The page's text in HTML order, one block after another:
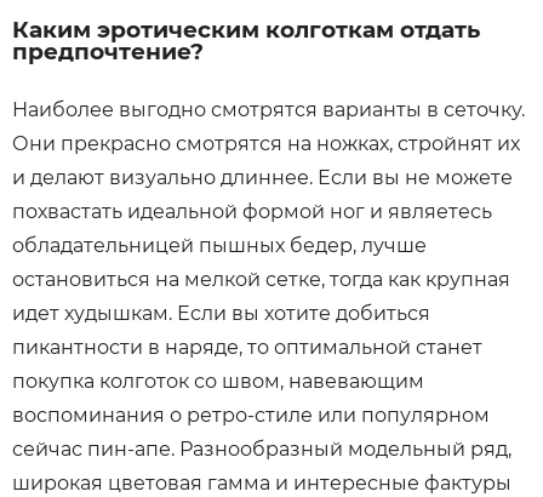
Каким эротическим колготкам отдать
предпочтение?
Наиболее выгодно смотрятся варианты в сеточку.
Они прекрасно смотрятся на ножках, стройнят их
и делают визуально длиннее. Если вы не можете
похвастать идеальной формой ног и являетесь
обладательницей пышных бедер, лучше
остановиться на мелкой сетке, тогда как крупная
идет худышкам. Если вы хотите добиться
пикантности в наряде, то оптимальной станет
покупка колготок со швом, навевающим
воспоминания о ретро-стиле или популярном
сейчас пин-апе. Разнообразный модельный ряд,
широкая цветовая гамма и интересные фактуры